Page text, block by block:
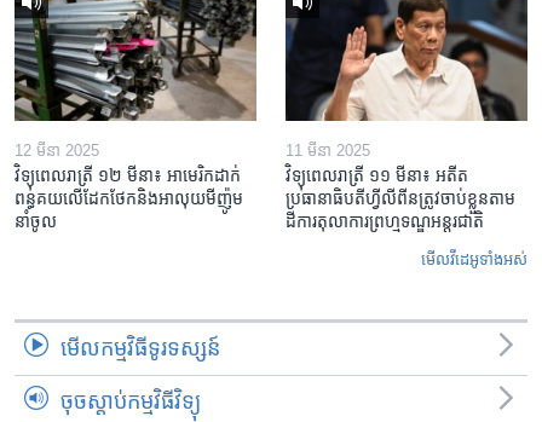
12 មីនា 2025
វិទ្យុពេលរាត្រី ១២ មីនា៖ អាមេរិក​ដាក់​
ពន្ធគយ​លើ​ដែកថែក​និង​អាលុយ​មីញ៉ូម​
នាំចូល
11 មីនា 2025
វិទ្យុពេលរាត្រី ១១ មីនា៖ អតីត​
ប្រធានាធិបតីហ្វីលីពីន​ត្រូវ​ចាប់ខ្លួនតាម
ដីការ​តុលាការ​ព្រហ្មទណ្ឌ​អន្តរជាតិ
មើល​វីដេអូ​ទាំង​អស់
មើល​កម្មវិធី​ទូរទស្សន៍
ចុចស្តាប់កម្មវិធីវិទ្យុ